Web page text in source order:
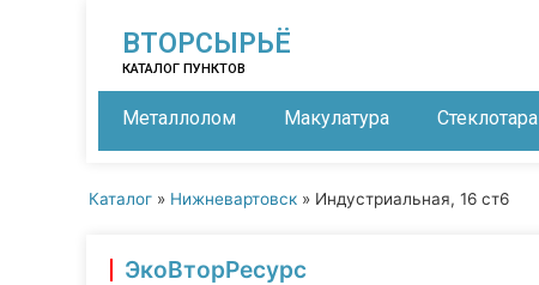
ВТОРСЫРЬЁ
КАТАЛОГ ПУНКТОВ
Металлолом Макулатура Стеклотара
Каталог » Нижневартовск » Индустриальная, 16 ст6
ЭкоВторРесурс